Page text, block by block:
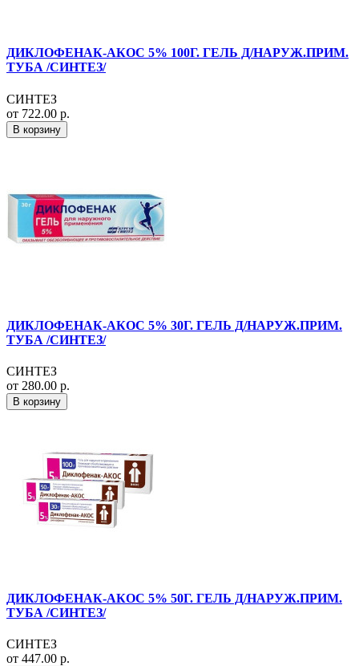
ДИКЛОФЕНАК-АКОС 5% 100Г. ГЕЛЬ Д/НАРУЖ.ПРИМ.
ТУБА /СИНТЕЗ/
СИНТЕЗ
от 722.00 р.
В корзину
ДИКЛОФЕНАК-АКОС 5% 30Г. ГЕЛЬ Д/НАРУЖ.ПРИМ.
ТУБА /СИНТЕЗ/
СИНТЕЗ
от 280.00 р.
В корзину
ДИКЛОФЕНАК-АКОС 5% 50Г. ГЕЛЬ Д/НАРУЖ.ПРИМ.
ТУБА /СИНТЕЗ/
СИНТЕЗ
от 447.00 р.